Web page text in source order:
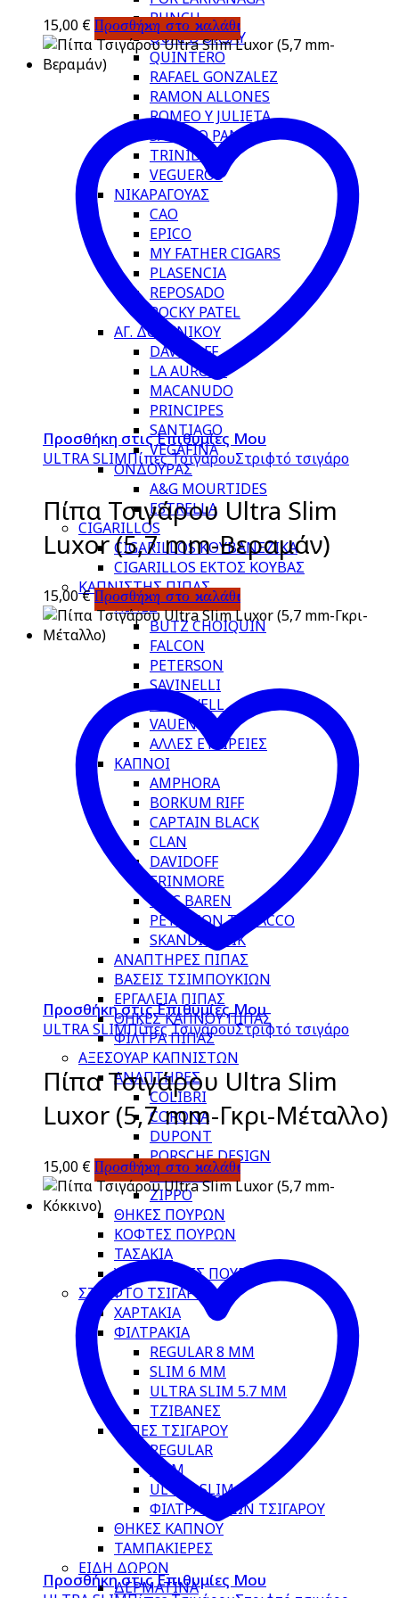
PUNCH
QUAI D’ORSAY
QUINTERO
RAFAEL GONZALEZ
RAMON ALLONES
ROMEO Y JULIETA
SANCHO PANZA
TRINIDAD
VEGUEROS
ΝΙΚΑΡΑΓΟΥΑΣ
CAO
EPICO
MY FATHER CIGARS
PLASENCIA
REPOSADO
ROCKY PATEL
ΑΓ. ΔΟΜΙΝΙΚΟΥ
DAVIDOFF
LA AURORA
MACANUDO
PRINCIPES
SANTIAGO
VEGAFINA
ΟΝΔΟΥΡΑΣ
A&G MOURTIDES
ESTRELLA
CIGARILLOS
CIGARILLOS ΚΟΥΒΑΝΕΖΙΚΑ
CIGARILLOS ΕΚΤΟΣ ΚΟΥΒΑΣ
ΚΑΠΝΙΣΤΗΣ ΠΙΠΑΣ
ΠΙΠΕΣ
BUTZ CHOIQUIN
FALCON
PETERSON
SAVINELLI
STANWELL
VAUEN
ΑΛΛΕΣ ΕΤΑΙΡΕΙΕΣ
ΚΑΠΝΟΙ
AMPHORA
BORKUM RIFF
CAPTAIN BLACK
CLAN
DAVIDOFF
ERINMORE
MAC BAREN
PETERSON TOBACCO
SKANDINAVIK
ΑΝΑΠΤΗΡΕΣ ΠΙΠΑΣ
ΒΑΣΕΙΣ ΤΣΙΜΠΟΥΚΙΩΝ
ΕΡΓΑΛΕΙΑ ΠΙΠΑΣ
ΘΗΚΕΣ ΚΑΠΝΟΥ ΠΙΠΑΣ
ΦΙΛΤΡΑ ΠΙΠΑΣ
ΑΞΕΣΟΥΑΡ ΚΑΠΝΙΣΤΩΝ
ΑΝΑΠΤΗΡΕΣ
COLIBRI
CORONA
DUPONT
PORSCHE DESIGN
RONSON
ZIPPO
ΘΗΚΕΣ ΠΟΥΡΩΝ
ΚΟΦΤΕΣ ΠΟΥΡΩΝ
ΤΑΣΑΚΙΑ
ΥΓΡΑΝΤΗΡΕΣ ΠΟΥΡΩΝ
ΣΤΡΙΦΤΟ ΤΣΙΓΑΡΟ
ΧΑΡΤΑΚΙΑ
ΦΙΛΤΡΑΚΙΑ
REGULAR 8 MM
SLIM 6 MM
ULTRA SLIM 5.7 MM
ΤΖΙΒΑΝΕΣ
ΠΙΠΕΣ ΤΣΙΓΑΡΟΥ
REGULAR
SLIM
ULTRA SLIM
ΦΙΛΤΡΑ ΠΙΠΩΝ ΤΣΙΓΑΡΟΥ
ΘΗΚΕΣ ΚΑΠΝΟΥ
ΤΑΜΠΑΚΙΕΡΕΣ
ΕΙΔΗ ΔΩΡΩΝ
ΔΕΡΜΑΤΙΝΑ
15,00 € Προσθήκη στο καλάθι
Προσθήκη στις Επιθυμίες Μου
ULTRA SLIMΠίπες ΤσιγάρουΣτριφτό τσιγάρο
Πίπα Τσιγάρου Ultra Slim
Luxor (5,7 mm-Βεραμάν)
15,00€ Προσθήκη στο καλάθι
Προσθήκη στις Επιθυμίες Μου
ULTRA SLIMΠίπες ΤσιγάρουΣτριφτό τσιγάρο
Πίπα Τσιγάρου Ultra Slim
Luxor (5,7 mm-Γκρι-Μέταλλο)
15,00 € Προσθήκη στο καλάθι
Προσθήκη στις Επιθυμίες Μου